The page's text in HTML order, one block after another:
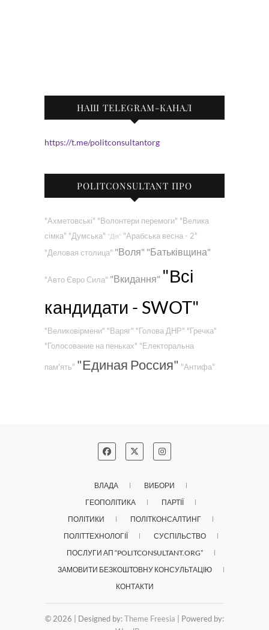
НАШ TELEGRAM-КАНАЛ
https://t.me/politconsultantorg
POLITCONSULTANT ПРО
"Ахметовські" "Волонтери перемоги" "Велика
сімка" "Думська" "Дія" "Арабська весна - 2"
"Деловая столица" "Воля" "Батьківщина"
"Авто Євро Сила" "Вкидання" "Всі
кандидати - SWOT"
"Великовірмени" "Варяг" "Голова ДНР" "Гречка"
"Голосование на пеньках" "Електоральна
пам'ять" "Единая Россия" "Антифа"
ВЛАДА
ВИБОРИ
ГЕОПОЛІТИКА
ПАРТІЇ
ПОЛІТИКИ
ПОЛІТКОНСАЛТИНГ
ПОЛІТТЕХНОЛОГІЇ
СУСПІЛЬСТВО
ПОСЛУГИ АП “POLITCONSULTANT.ORG”
ЗАМОВИТИ БЕЗКОШТОВНУ КОНСУЛЬТАЦІЮ
КОНТАКТИ
© 2026 | Designed by:Theme Freesia | Powered by: